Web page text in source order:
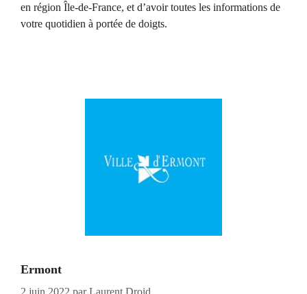
en région Île-de-France, et d’avoir toutes les informations de
votre quotidien à portée de doigts.
Ermont